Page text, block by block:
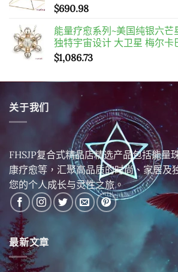
$690.98
能量疗愈系列~美国纯银六
独特宇宙设计 大卫星 梅尔卡
$1,086.73
关于我们
FHSJP复合式精品店精选产品包括能量
康疗愈等，汇聚高品质的时尚、家居及
您的个人成长与灵性之旅。
最新文章